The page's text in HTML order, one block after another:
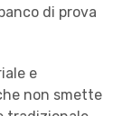
di prova
e
non smette